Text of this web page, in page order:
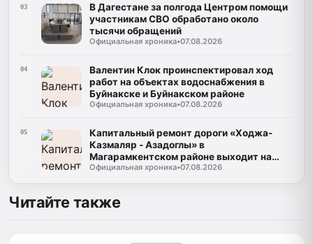
03
В Дагестане за полгода Центром помощи
участникам СВО обработано около
тысячи обращений
Официальная хроника•07.08.2026
04
Валентин Клок проинспектировал ход
работ на объектах водоснабжения в
Буйнакске и Буйнакском районе
Официальная хроника•07.08.2026
05
Капитальный ремонт дороги «Ходжа-
Казмаляр - Азадоглы» в
Магарамкентском районе выходит на
финишную прямую
Официальная хроника•07.08.2026
Читайте также